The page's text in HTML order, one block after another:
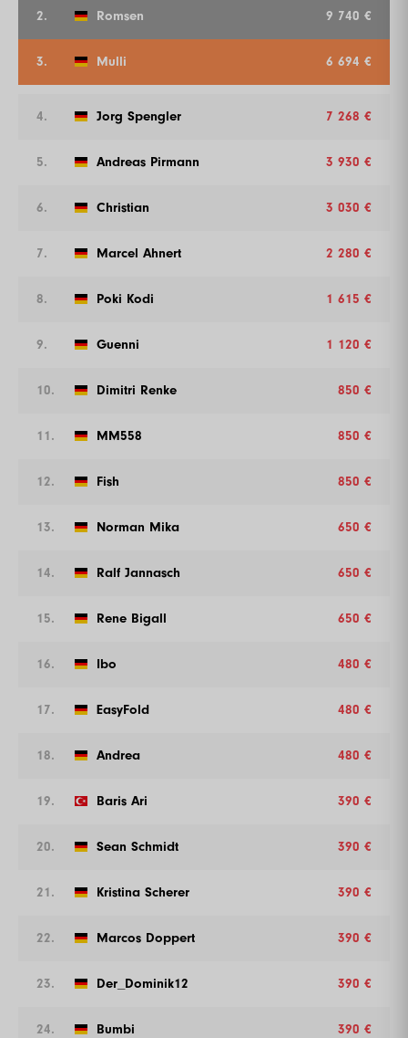
2. Romsen 9 740 €
3. Mulli 6 694 €
4. Jorg Spengler 7 268 €
5. Andreas Pirmann 3 930 €
6. Christian 3 030 €
7. Marcel Ahnert 2 280 €
8. Poki Kodi 1 615 €
9. Guenni 1 120 €
10. Dimitri Renke 850 €
11. MM558 850 €
12. Fish 850 €
13. Norman Mika 650 €
14. Ralf Jannasch 650 €
15. Rene Bigall 650 €
16. Ibo 480 €
17. EasyFold 480 €
18. Andrea 480 €
19. Baris Ari 390 €
20. Sean Schmidt 390 €
21. Kristina Scherer 390 €
22. Marcos Doppert 390 €
23. Der_Dominik12 390 €
24. Bumbi 390 €